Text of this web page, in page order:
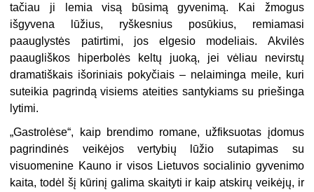
tačiau ji lemia visą būsimą gyvenimą. Kai žmogus
išgyvena lūžius, ryškesnius posūkius, remiamasi
paauglystės patirtimi, jos elgesio modeliais. Akvilės
paaugliškos hiperbolės keltų juoką, jei vėliau nevirstų
dramatiškais išoriniais pokyčiais – nelaiminga meile, kuri
suteikia pagrindą visiems ateities santykiams su priešinga
lytimi.
„Gastrolėse“, kaip brendimo romane, užfiksuotas įdomus
pagrindinės veikėjos vertybių lūžio sutapimas su
visuomenine Kauno ir visos Lietuvos socialinio gyvenimo
kaita, todėl šį kūrinį galima skaityti ir kaip atskirų veikėjų, ir